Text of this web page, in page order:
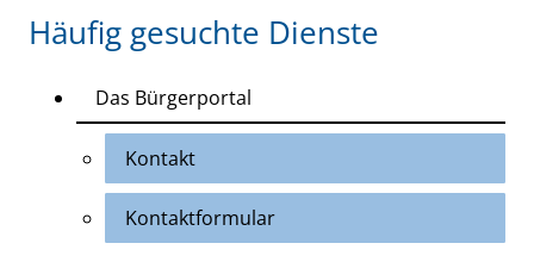
Häufig gesuchte Dienste
Das Bürgerportal
Kontakt
Kontaktformular